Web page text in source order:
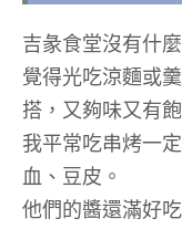
吉彖食堂沒有什
覺得光吃涼麵或
搭，又夠味又有
我平常吃串烤一
血、豆皮。
他們的醬還滿好